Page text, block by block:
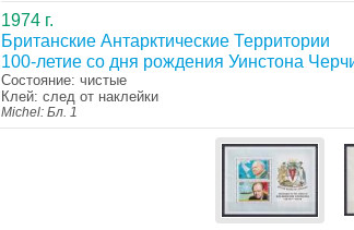
1974 г.
Британские Антарктические Территории
100-летие со дня рождения Уинстона
Состояние: чистые
Клей: след от наклейки
Michel: Бл. 1